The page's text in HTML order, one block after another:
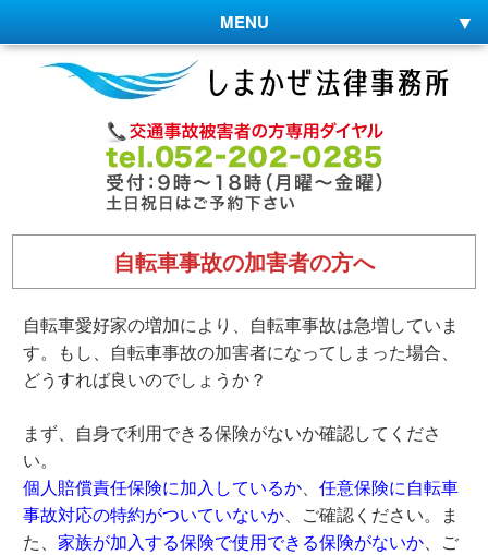
MENU
自転車事故の加害者の方へ
自転車愛好家の増加により、自転車事故は急増していま
す。もし、自転車事故の加害者になってしまった場合、
どうすれば良いのでしょうか？
まず、自身で利用できる保険がないか確認してくださ
い。
個人賠償責任保険に加入しているか、任意保険に自転車
事故対応の特約がついていないか、ご確認ください。ま
た、家族が加入する保険で使用できる保険がないか、ご